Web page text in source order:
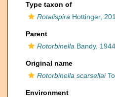
Type taxon of
Rotalispira Hottinger,
Parent
Rotorbinella Bandy, 1944
Original name
Rotorbinella scarsellai
Environment